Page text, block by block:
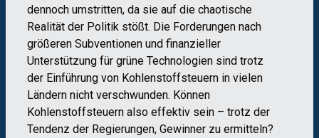
dennoch umstritten, da sie auf die chaotische
Realität der Politik stößt. Die Forderungen nach
größeren Subventionen und finanzieller
Unterstützung für grüne Technologien sind trotz
der Einführung von Kohlenstoffsteuern in vielen
Ländern nicht verschwunden. Können
Kohlenstoffsteuern also effektiv sein – trotz der
Tendenz der Regierungen, Gewinner zu ermitteln?